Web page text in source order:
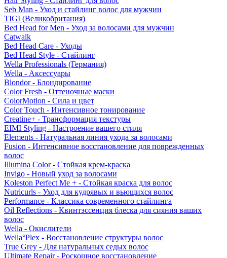
Seb Man - Уход и стайлинг волос для мужчин
TIGI (Великобритания)
Bed Head for Men - Уход за волосами для мужчин
Catwalk
Bed Head Care - Уходы
Bed Head Style - Стайлинг
Wella Professionals (Германия)
Wella - Аксессуары
Blondor - Блондирование
Color Fresh - Оттеночные маски
ColorMotion - Сила и цвет
Color Touch - Интенсивное тонирование
Creatine+ - Трансформация текстуры
EIMI Styling - Настроение вашего стиля
Elements - Натуральная линия ухода за волосами
Fusion - Интенсивное восстановление для поврежденных
волос
Illumina Color - Стойкая крем-краска
Invigo - Новый уход за волосами
Koleston Perfect Me + - Стойкая краска для волос
Nutricurls - Уход для кудрявых и вьющихся волос
Performance - Классика современного стайлинга
Oil Reflections - Квинтэссенция блеска для сияния ваших
волос
Wella - Окислители
Wella°Plex - Восстановление структуры волос
True Grey - Для натуральных седых волос
Ultimate Repair - Роскошное восстановление